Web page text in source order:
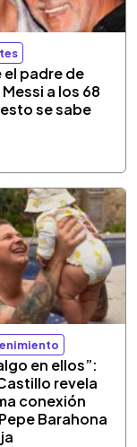
el padre de
a los 68
se sabe
en ellos”:
revela
conexión
Barahona